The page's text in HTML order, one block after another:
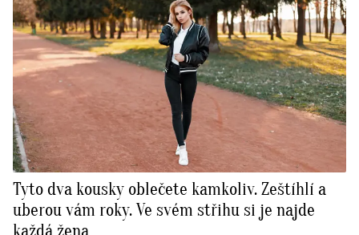
Tyto dva kousky oblečete kamkoliv. Zeštíhlí a
uberou vám roky. Ve svém střihu si je najde
každá žena